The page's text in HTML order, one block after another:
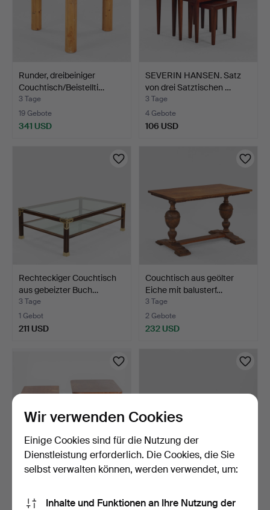
Runder, dreibeiniger
Couchtisch/Beistellti…
3 Tage
19 Gebote
341 USD
SEVERIN HANSEN. Satz
von drei Satztischen …
3 Tage
4 Gebote
106 USD
Rechteckiger Couchtisch
aus gebeizter Buch…
3 Tage
1 Gebot
211 USD
Couchtisch aus geölter
Eiche mit balusterf…
3 Tage
2 Gebote
232 USD
3 Tage
3 Tage
Wir verwenden Cookies
Einige Cookies sind für die Nutzung der
Dienstleistung erforderlich. Die Cookies, die Sie
selbst verwalten können, werden verwendet, um:
Inhalte und Funktionen an Ihre Nutzung der